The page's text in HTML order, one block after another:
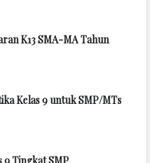
K13 SMA-MA Tahun
Kelas 9 untuk SMP/MTs